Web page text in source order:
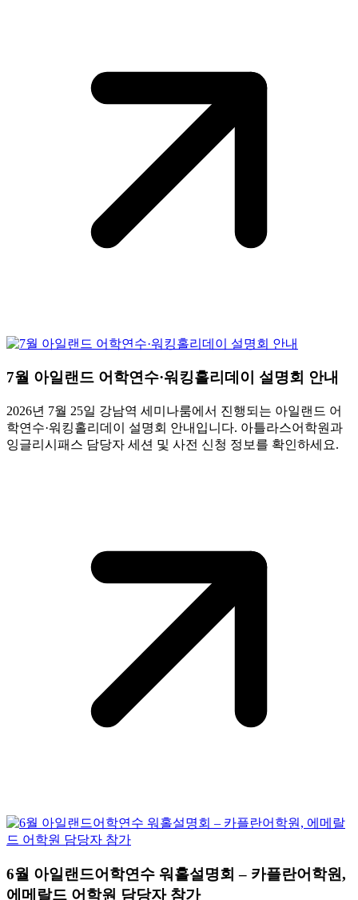
7월 아일랜드 어학연수·워킹홀리데이 설명회 안내
2026년 7월 25일 강남역 세미나룸에서 진행되는 아일랜드 어
학연수·워킹홀리데이 설명회 안내입니다. 아틀라스어학원과
잉글리시패스 담당자 세션 및 사전 신청 정보를 확인하세요.
6월 아일랜드어학연수 워홀설명회 – 카플란어학원,
에메랄드 어학원 담당자 참가